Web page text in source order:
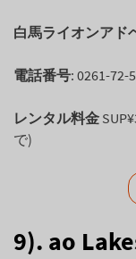
白馬ライオンアド
電話番号: 0261-72-
レンタル料金
で)
9). ao